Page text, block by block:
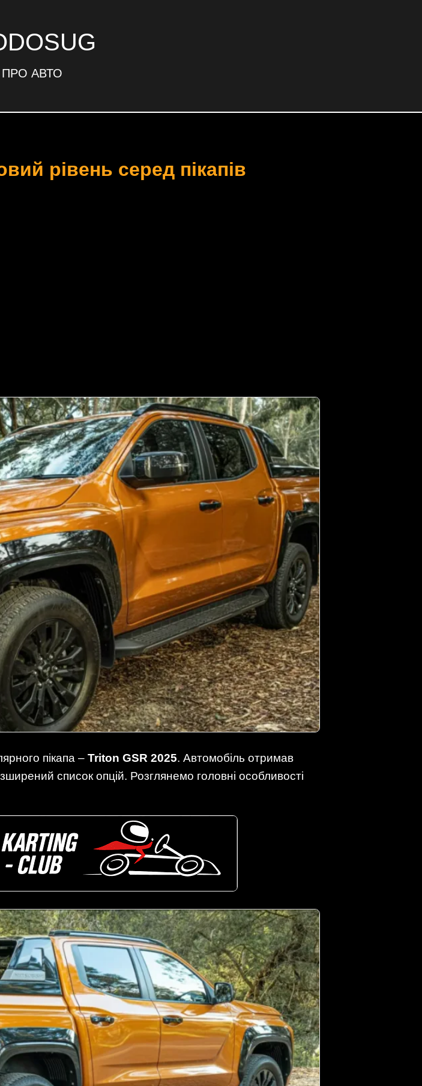
ПРО АВТО
рівень серед пікапів
пікапа – Triton GSR 2025. Автомобіль отримав
список опцій. Розглянемо головні особливості